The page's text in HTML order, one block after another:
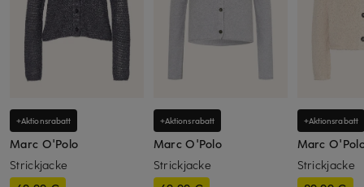
+Aktionsrabatt
Marc O'Polo
Strickjacke
+Aktionsrabatt
Marc O'Polo
Strickjacke
+Aktionsrabatt
Marc
Strickjacke